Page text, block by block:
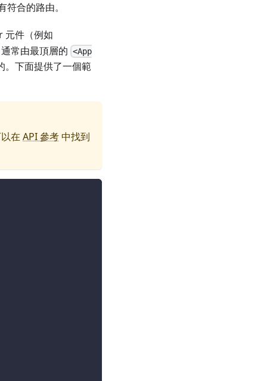
合的路由。
元件（例如
常由最頂層的 <App
下面提供了一個範
在 API 參考中找到